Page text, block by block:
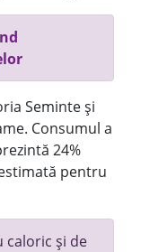
Seminte și
Consumul a
24%
pentru
caloric și de